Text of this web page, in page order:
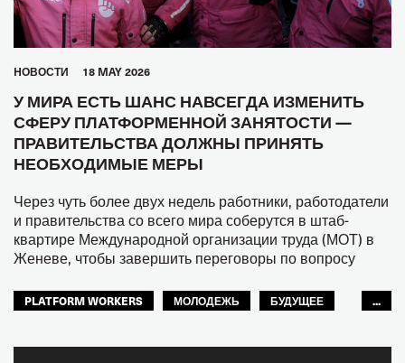
HОВОСТИ 18 MAY 2026
У МИРА ЕСТЬ ШАНС НАВСЕГДА ИЗМЕНИТЬ
СФЕРУ ПЛАТФОРМЕННОЙ ЗАНЯТОСТИ —
ПРАВИТЕЛЬСТВА ДОЛЖНЫ ПРИНЯТЬ
НЕОБХОДИМЫЕ МЕРЫ
Через чуть более двух недель работники, работодатели
и правительства со всего мира соберутся в штаб-
квартире Международной организации труда (МОТ) в
Женеве, чтобы завершить переговоры по вопросу
PLATFORM WORKERS МОЛОДЕЖЬ
БУДУЩЕЕ
...